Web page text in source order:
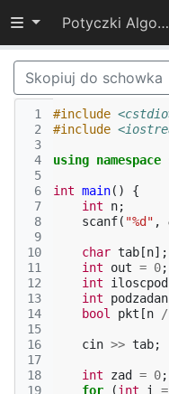
Przełącz widoczność Potyczki Algorytmiczne 2022
Skopiuj do schowka
1
2
3
4
5
6
7
8
9
10
11
12
13
14
15
16
17
18
19
#include
#include
using namespace
int main()
{
int
n;
scanf( "%d" ,
char tab [n];
int
out = 0;
int
int
bool
pkt [n /
cin >> tab;
int zad = 0;
for
(int i =